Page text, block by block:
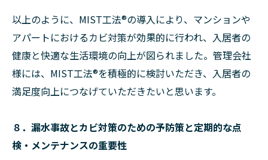
以上のように、MIST工法®︎の導入により、マンションや
アパートにおけるカビ対策が効果的に行われ、入居者の
健康と快適な生活環境の向上が図られました。管理会社
様には、MIST工法®︎を積極的に検討いただき、入居者の
満足度向上につなげていただきたいと思います。
８．漏水事故とカビ対策のための予防策と定期的な点
検・メンテナンスの重要性